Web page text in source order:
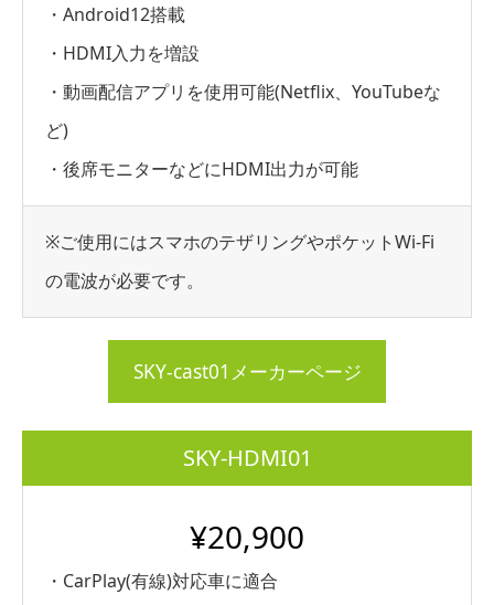
・Android12搭載
・HDMI入力を増設
・動画配信アプリを使用可能(Netflix、YouTubeな
ど)
・後席モニターなどにHDMI出力が可能
※ご使用にはスマホのテザリングやポケットWi-Fi
の電波が必要です。
SKY-cast01メーカーページ
SKY-HDMI01
¥20,900
・CarPlay(有線)対応車に適合